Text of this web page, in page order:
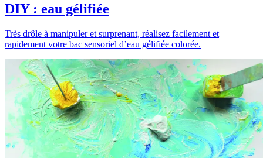
DIY : eau gélifiée
Très drôle à manipuler et surprenant, réalisez facilement et
rapidement votre bac sensoriel d’eau gélifiée colorée.